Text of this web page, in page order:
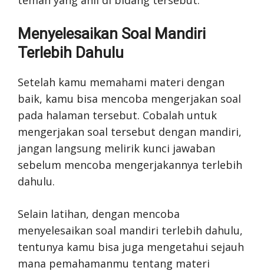
Menyelesaikan Soal Mandiri
Terlebih Dahulu
Setelah kamu memahami materi dengan
baik, kamu bisa mencoba mengerjakan soal
pada halaman tersebut. Cobalah untuk
mengerjakan soal tersebut dengan mandiri,
jangan langsung melirik kunci jawaban
sebelum mencoba mengerjakannya terlebih
dahulu.
Selain latihan, dengan mencoba
menyelesaikan soal mandiri terlebih dahulu,
tentunya kamu bisa juga mengetahui sejauh
mana pemahamanmu tentang materi